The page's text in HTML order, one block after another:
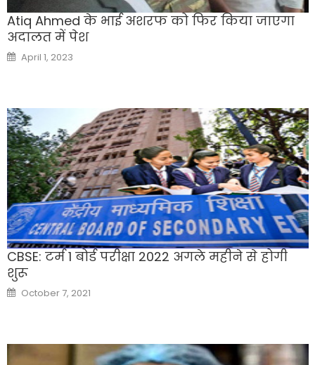
Atiq Ahmed के भाई अशरफ को फिर किया जाएगा
अदालत में पेश
Posted
on
April 1, 2023
CBSE: टर्म 1 बोर्ड परीक्षा 2022 अगले महीने से होगी
शुरू
Posted
on
October 7, 2021